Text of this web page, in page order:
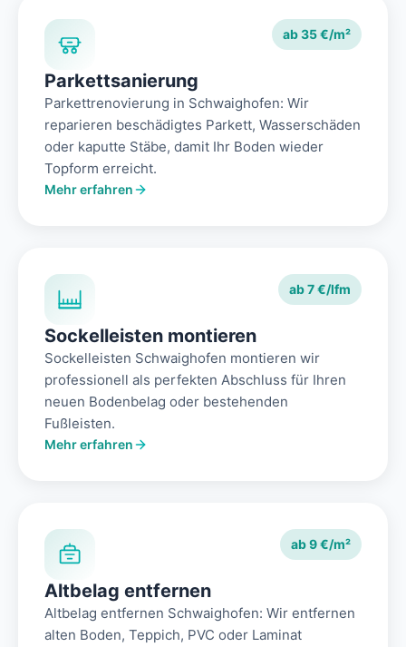
ab 35 €/m²
Parkettsanierung
Parkettrenovierung in Schwaighofen: Wir
reparieren beschädigtes Parkett, Wasserschäden
oder kaputte Stäbe, damit Ihr Boden wieder
Topform erreicht.
Mehr erfahren
ab 7 €/lfm
Sockelleisten montieren
Sockelleisten Schwaighofen montieren wir
professionell als perfekten Abschluss für Ihren
neuen Bodenbelag oder bestehenden
Fußleisten.
Mehr erfahren
ab 9 €/m²
Altbelag entfernen
Altbelag entfernen Schwaighofen: Wir entfernen
alten Boden, Teppich, PVC oder Laminat